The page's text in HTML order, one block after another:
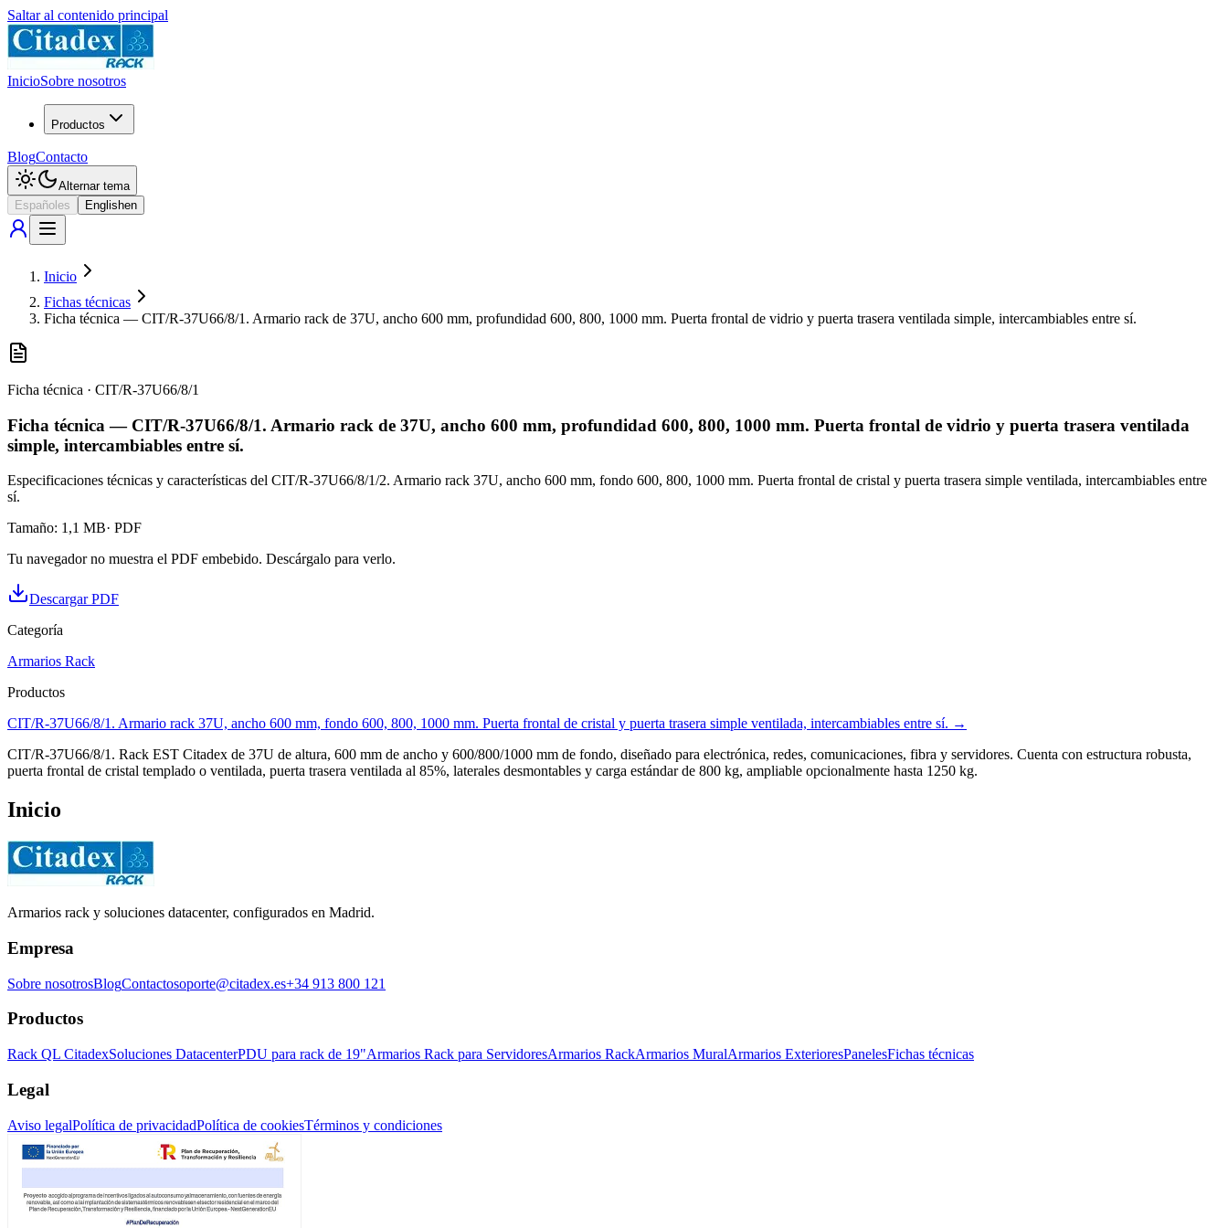
Saltar al contenido principal
InicioSobre nosotros
Productos
BlogContacto
Alternar tema
Español es Englishen
Inicio
Fichas técnicas
Ficha técnica — CIT/R-37U66/8/1. Armario rack de 37U, ancho 600 mm, profundidad 600, 800, 1000 mm. Puerta frontal de vidrio y puerta trasera ventilada simple, intercambiables entre sí.
Ficha técnica · CIT/R-37U66/8/1
Ficha técnica — CIT/R-37U66/8/1. Armario rack de 37U, ancho 600 mm, profundidad 600, 800, 1000 mm. Puerta frontal de vidrio y puerta trasera ventilada
simple, intercambiables entre sí.
Especificaciones técnicas y características del CIT/R-37U66/8/1/2. Armario rack 37U, ancho 600 mm, fondo 600, 800, 1000 mm. Puerta frontal de cristal y puerta trasera simple ventilada, intercambiables entre
sí.
Tamaño: 1,1 MB· PDF
Tu navegador no muestra el PDF embebido. Descárgalo para verlo.
Descargar PDF
Categoría
Armarios Rack
Productos
CIT/R-37U66/8/1. Armario rack 37U, ancho 600 mm, fondo 600, 800, 1000 mm. Puerta frontal de cristal y puerta trasera simple ventilada, intercambiables entre sí. →
CIT/R-37U66/8/1. Rack EST Citadex de 37U de altura, 600 mm de ancho y 600/800/1000 mm de fondo, diseñado para electrónica, redes, comunicaciones, fibra y servidores. Cuenta con estructura robusta,
puerta frontal de cristal templado o ventilada, puerta trasera ventilada al 85%, laterales desmontables y carga estándar de 800 kg, ampliable opcionalmente hasta 1250 kg.
Inicio
Armarios rack y soluciones datacenter, configurados en Madrid.
Empresa
Sobre nosotrosBlogContactosoporte@citadex.es+34 913 800 121
Productos
Rack QL CitadexSoluciones DatacenterPDU para rack de 19"Armarios Rack para ServidoresArmarios RackArmarios MuralArmarios ExterioresPanelesFichas técnicas
Legal
Aviso legalPolítica de privacidadPolítica de cookiesTérminos y condiciones